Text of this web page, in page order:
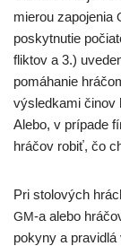
mie­rou zapo­je­nia
poskyt­nu­tie
flik­tov a 3.)
pomá­ha­nie
výsled­ka­mi činov
Alebo, v prí­pa­de
hrá­čov robiť, čo
Pri sto­lo­vých
GM‑a ale­bo
poky­ny a